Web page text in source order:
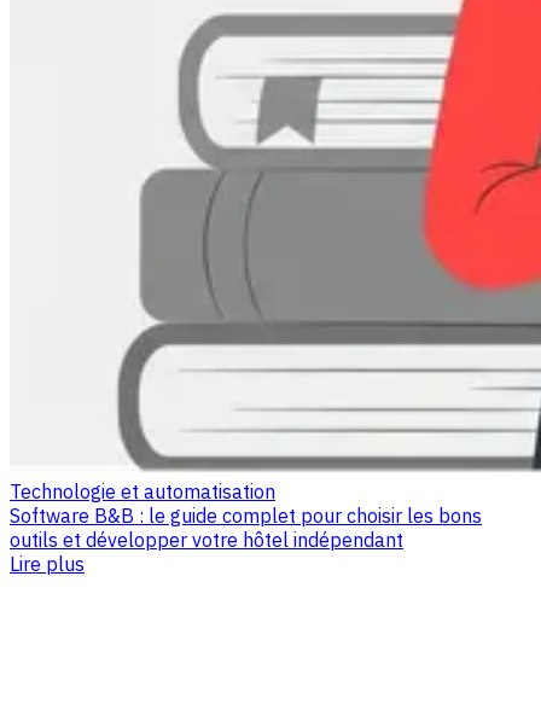
Technologie et automatisation
Software B&B : le guide complet pour choisir les bons
outils et développer votre hôtel indépendant
Lire plus